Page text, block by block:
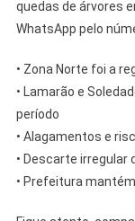
quedas de árvores
WhatsApp pelo
• Zona Norte foi a
• Lamarão e
período
• Alagamentos e
• Descarte irregular
• Prefeitura